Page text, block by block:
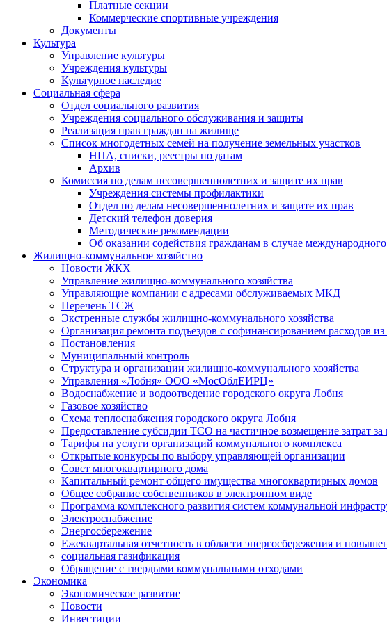
Платные секции
Коммерческие спортивные учреждения
Документы
Культура
Управление культуры
Учреждения культуры
Культурное наследие
Социальная сфера
Отдел социального развития
Учреждения социального обслуживания и защиты
Реализация прав граждан на жилище
Список многодетных семей на получение земельных участков
НПА, списки, реестры по датам
Архив
Комиссия по делам несовершеннолетних и защите их прав
Учреждения системы профилактики
Отдел по делам несовершеннолетних и защите их прав
Детский телефон доверия
Методические рекомендации
Об оказании содействия гражданам в случае
Жилищно-коммунальное хозяйство
Новости ЖКХ
Управление жилищно-коммунального хозяйства
Управляющие компании с адресами обслуживаемых МКД
Перечень ТСЖ
Экстренные службы жилищно-коммунального хозяйства
Организация ремонта подъездов с софинансированием расходов
Постановления
Муниципальный контроль
Структура и организации жилищно-коммунального хозяйства
Управления «Лобня» ООО «МосОблЕИРЦ»
Водоснабжение и водоотведение городского округа Лобня
Газовое хозяйство
Схема теплоснабжения городского округа Лобня
Предоставление субсидии ТСО на частичное возмещение затрат
Тарифы на услуги организаций коммунального комплекса
Открытые конкурсы по выбору управляющей организации
Совет многоквартирного дома
Капитальный ремонт общего имущества многоквартирных домов
Общее собрание собственников в электронном виде
Программа комплексного развития систем коммунальной
Электроснабжение
Энергосбережение
Ежеквартальная отчетность в области энергосбережения и
социальная газификация
Обращение с твердыми коммунальными отходами
Экономика
Экономическое развитие
Новости
Инвестиции